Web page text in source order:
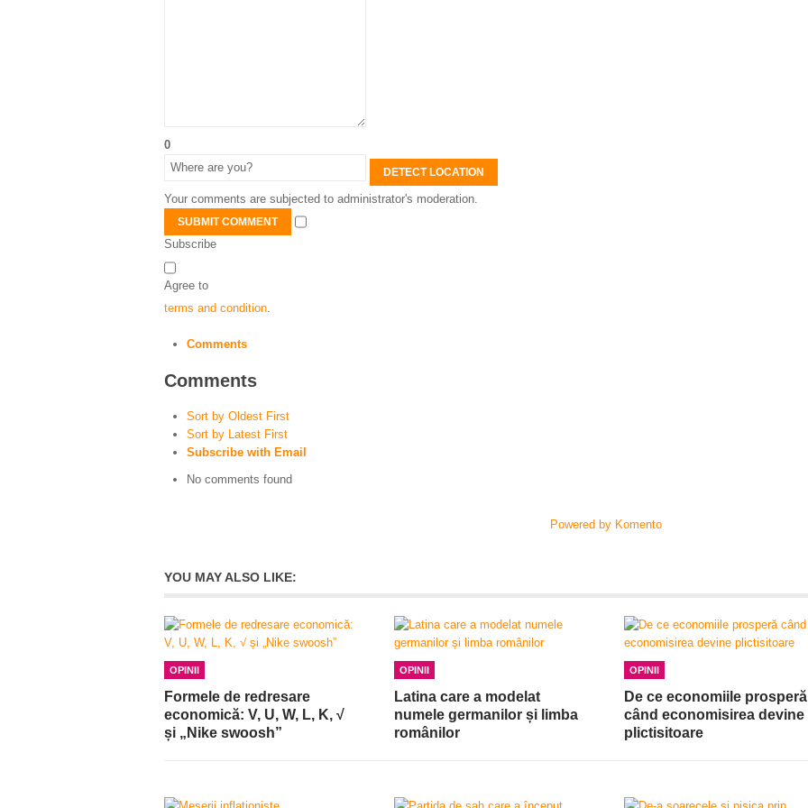
0
DETECT LOCATION
Your comments are subjected to administrator's moderation.
SUBMIT COMMENT
Subscribe
Agree to
terms and condition
Comments
Comments
Sort by Oldest First
Sort by Latest First
Subscribe with Email
No comments found
Powered by Komento
YOU MAY ALSO LIKE:
OPINII
Formele de redresare
economică: V, U, W, L, K, √
și „Nike swoosh”
OPINII
Latina care a modelat
numele germanilor și limba
românilor
OPINII
De ce economiile prosperă
când economisirea devine
plictisitoare